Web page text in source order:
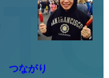
つながり